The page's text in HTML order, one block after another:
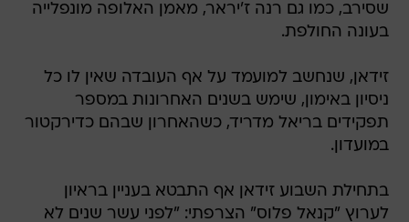
שסירב, כמו גם רנה ז'יראר, מאמן האלופה מונפלייה
בעונה החולפת.
זידאן, שנחשב למועמד על אף העובדה שאין לו כל
ניסיון באימון, שימש בשנים האחרונות במספר
תפקידים בריאל מדריד, כשהאחרון שבהם כדירקטור
במועדון.
בתחילת השבוע זידאן אף התבטא בעניין בראיון
לערוץ "קנאל פלוס" הצרפתי: "לפני עשר שנים לא